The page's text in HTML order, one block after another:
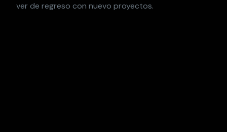
ver de regreso con nuevo proyectos.